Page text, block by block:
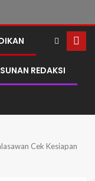
REDAKSI
Cek Kesiapan